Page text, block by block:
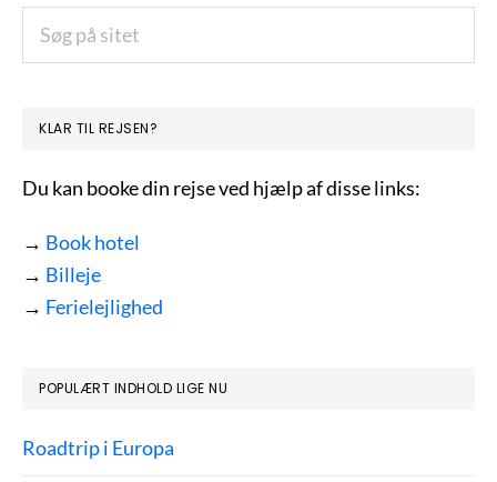
PRIMÆR
SIDEBAR
KLAR TIL REJSEN?
Du kan booke din rejse ved hjælp af disse links:
→ Book hotel
→ Billeje
→ Ferielejlighed
POPULÆRT INDHOLD LIGE NU
Roadtrip i Europa